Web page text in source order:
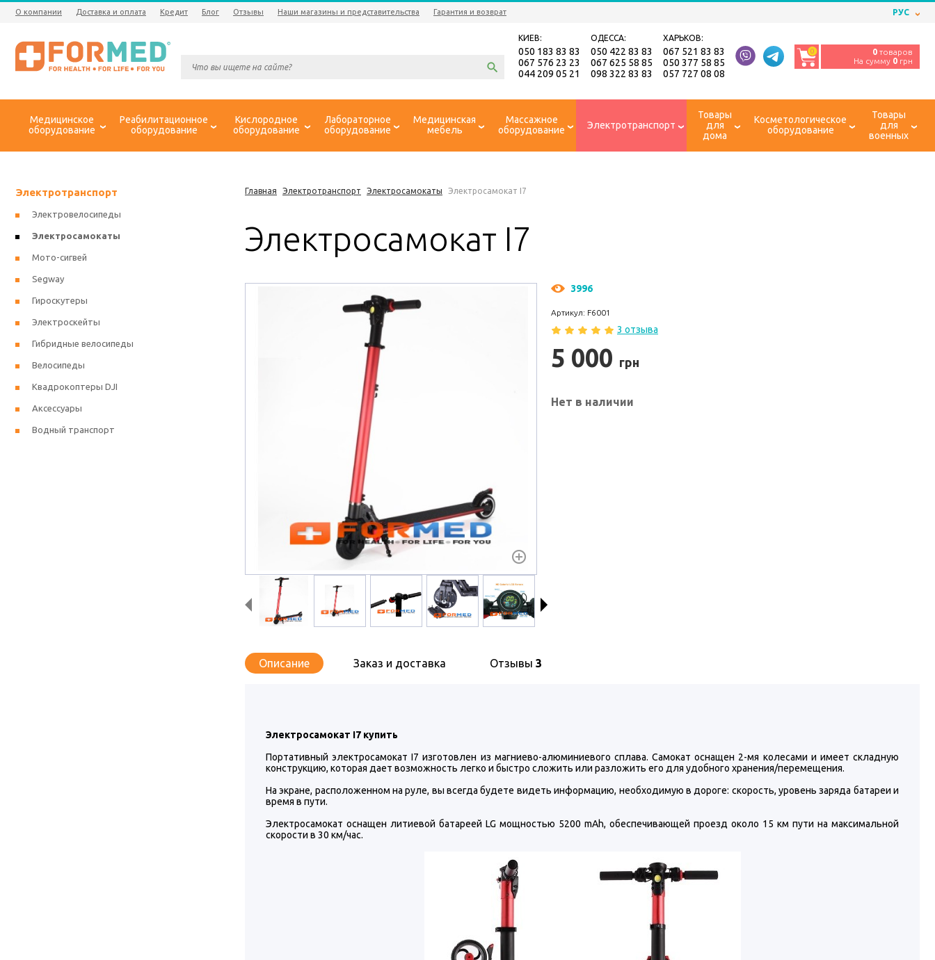
О компании Доставка и оплата Кредит Блог Отзывы Наши магазины и представительства Гарантия и возврат РУС
КИЕВ:
050 183 83 83
067 576 23 23
044 209 05 21
ОДЕССА:
050 422 83 83
067 625 58 85
098 322 83 83
ХАРЬКОВ:
067 521 83 83
050 377 58 85
057 727 08 08
0 0 товаров
На сумму 0 грн
Медицинское
оборудование
Реабилитационное
оборудование
Кислородное
оборудование
Лабораторное
оборудование
Медицинская
мебель
Массажное
оборудование
Электротранспорт
Товары
для
дома
Косметологическое
оборудование
Товары
для
военных
Главная Электротранспорт Электросамокаты Электросамокат I7
Электросамокат I7
3996
Артикул: F6001
3 отзыва
5 000 грн
Нет в наличии
Описание Заказ и доставка Отзывы 3
Электросамокат I7 купить
Портативный электросамокат I7 изготовлен из магниево-алюминиевого сплава. Самокат оснащен 2-мя колесами и имеет складную
конструкцию, которая дает возможность легко и быстро сложить или разложить его для удобного хранения/перемещения.
На экране, расположенном на руле, вы всегда будете видеть информацию, необходимую в дороге: скорость, уровень заряда батареи и
время в пути.
Электросамокат оснащен литиевой батареей LG мощностью 5200 mAh, обеспечивающей проезд около 15 км пути на максимальной
скорости в 30 км/час.
Электротранспорт
Электровелосипеды
Электросамокаты
Мото-сигвей
Segway
Гироскутеры
Электроскейты
Гибридные велосипеды
Велосипеды
Квадрокоптеры DJI
Аксессуары
Водный транспорт